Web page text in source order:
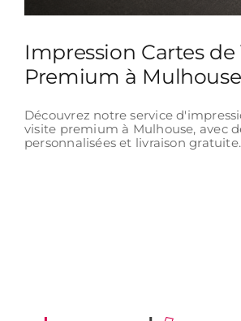
Impression Cartes de
Premium à Mulhouse
Découvrez notre service
visite premium à Mulhouse, avec
personnalisées et livraison gratuite.